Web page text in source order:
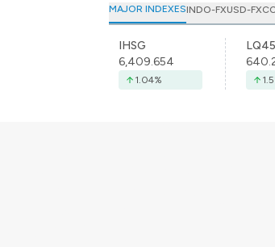
MAJOR INDEXESINDO-FXUSD-FX
IHSG
6,409.654
1.04%
LQ45
1.5